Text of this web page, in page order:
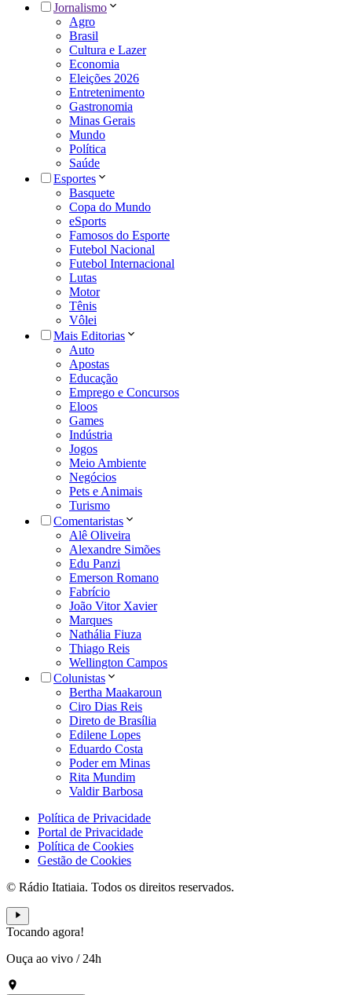
Jornalismo
Agro
Brasil
Cultura e Lazer
Economia
Eleições 2026
Entretenimento
Gastronomia
Minas Gerais
Mundo
Política
Saúde
Esportes
Basquete
Copa do Mundo
eSports
Famosos do Esporte
Futebol Nacional
Futebol Internacional
Lutas
Motor
Tênis
Vôlei
Mais Editorias
Auto
Apostas
Educação
Emprego e Concursos
Eloos
Games
Indústria
Jogos
Meio Ambiente
Negócios
Pets e Animais
Turismo
Comentaristas
Alê Oliveira
Alexandre Simões
Edu Panzi
Emerson Romano
Fabrício
João Vitor Xavier
Marques
Nathália Fiuza
Thiago Reis
Wellington Campos
Colunistas
Bertha Maakaroun
Ciro Dias Reis
Direto de Brasília
Edilene Lopes
Eduardo Costa
Poder em Minas
Rita Mundim
Valdir Barbosa
Política de Privacidade
Portal de Privacidade
Política de Cookies
Gestão de Cookies
© Rádio Itatiaia. Todos os direitos reservados.
Tocando agora!
Ouça ao vivo / 24h